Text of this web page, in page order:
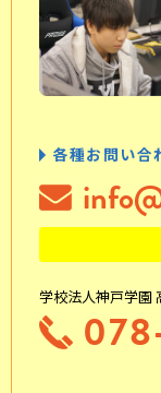
各種お問い合
学校法人神戸学園